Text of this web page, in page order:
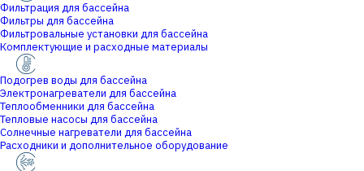
Фильтрация для бассейна
Фильтры для бассейна
Фильтровальные установки для бассейна
Комплектующие и расходные материалы
Подогрев воды для бассейна
Электронагреватели для бассейна
Теплообменники для бассейна
Тепловые насосы для бассейна
Солнечные нагреватели для бассейна
Расходники и дополнительное оборудование